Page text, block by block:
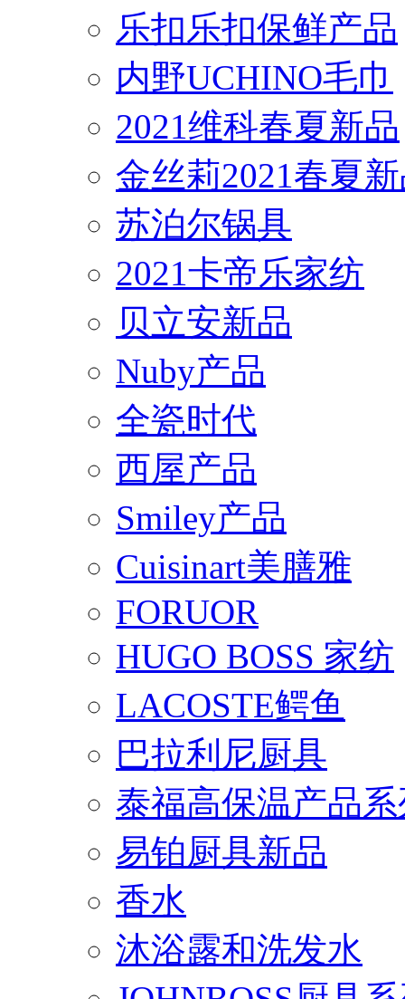
乐扣乐扣保鲜产品
内野UCHINO毛巾
2021维科春夏新品
金丝莉2021春夏
苏泊尔锅具
2021卡帝乐家纺
贝立安新品
Nuby产品
全瓷时代
西屋产品
Smiley产品
Cuisinart美膳雅
FORUOR
HUGO BOSS 家纺
LACOSTE鳄鱼
巴拉利尼厨具
泰福高保温产品
易铂厨具新品
香水
沐浴露和洗发水